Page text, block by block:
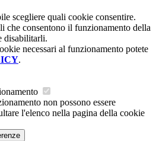
scegliere quali cookie consentire.
che consentono il funzionamento della
disabilitarli.
necessari al funzionamento potete
.
non possono essere
l'elenco nella pagina della cookie